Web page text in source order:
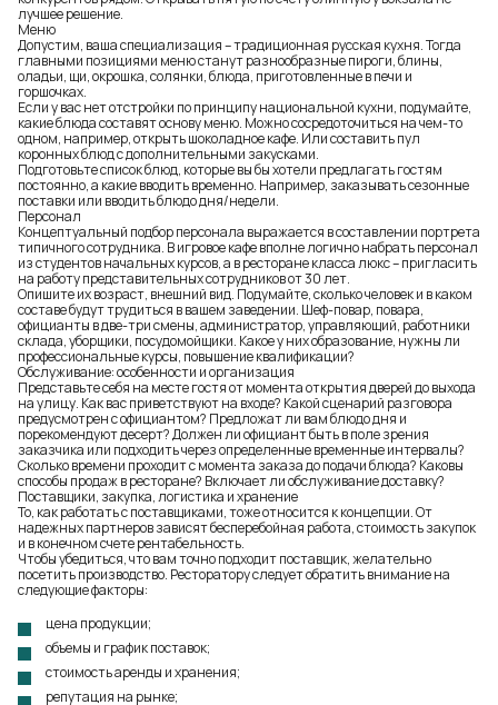
лучшее решение.
Меню
Допустим, ваша специализация – традиционная русская кухня. Тогда
главными позициями меню станут разнообразные пироги, блины,
оладьи, щи, окрошка, солянки, блюда, приготовленные в печи и
горшочках.
Если у вас нет отстройки по принципу национальной кухни, подумайте,
какие блюда составят основу меню. Можно сосредоточиться на чем-то
одном, например, открыть шоколадное кафе. Или составить пул
коронных блюд с дополнительными закусками.
Подготовьте список блюд, которые вы бы хотели предлагать гостям
постоянно, а какие вводить временно. Например, заказывать сезонные
поставки или вводить блюдо дня/недели.
Персонал
Концептуальный подбор персонала выражается в составлении портрета
типичного сотрудника. В игровое кафе вполне логично набрать персонал
из студентов начальных курсов, а в ресторане класса люкс – пригласить
на работу представительных сотрудников от 30 лет.
Опишите их возраст, внешний вид. Подумайте, сколько человек и в каком
составе будут трудиться в вашем заведении. Шеф-повар, повара,
официанты в две-три смены, администратор, управляющий, работники
склада, уборщики, посудомойщики. Какое у них образование, нужны ли
профессиональные курсы, повышение квалификации?
Обслуживание: особенности и организация
Представьте себя на месте гостя от момента открытия дверей до выхода
на улицу. Как вас приветствуют на входе? Какой сценарий разговора
предусмотрен с официантом? Предложат ли вам блюдо дня и
порекомендуют десерт? Должен ли официант быть в поле зрения
заказчика или подходить через определенные временные интервалы?
Сколько времени проходит с момента заказа до подачи блюда? Каковы
способы продаж в ресторане? Включает ли обслуживание доставку?
Поставщики, закупка, логистика и хранение
То, как работать с поставщиками, тоже относится к концепции. От
надежных партнеров зависят бесперебойная работа, стоимость закупок
и в конечном счете рентабельность.
Чтобы убедиться, что вам точно подходит поставщик, желательно
посетить производство. Ресторатору следует обратить внимание на
следующие факторы:
цена продукции;
объемы и график поставок;
стоимость аренды и хранения;
репутация на рынке;